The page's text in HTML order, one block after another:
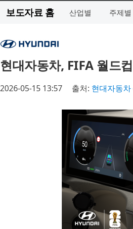
보도자료 홈 산업별 주제별
현대자동차, FIFA 월드
2026-05-15 13:57 출처: 현대자동차